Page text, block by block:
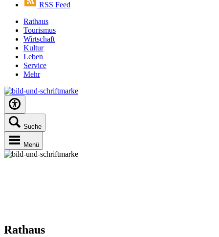
RSS Feed
Rathaus
Tourismus
Wirtschaft
Kultur
Leben
Service
Mehr
Suche
Menü
Rathaus